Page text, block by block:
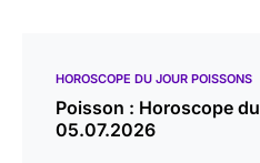
HOROSCOPE DU JOUR POISSONS
Poisson : Horoscope du
05.07.2026